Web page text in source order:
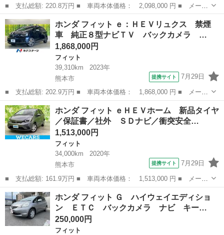
■ 支払総額: 220.8万円 ■ 車両本体価格： 2,098,000 円 ■ メーカ
ー名： ホンダ ■ 車種名： フィット ■ グレード名： ｅ：ＨＥ
Ｖホーム ＨｏｎｄａＣＯＮＮＥＣＴディスプレイ Ｂｌｕｅｔｏｏ
ｔｈ接続...
熊本 菊池郡 フィット
ホンダ フィット ｅ：ＨＥＶリュクス 禁煙
車 純正８型ナビＴＶ バックカメラ …
1,868,000円
フィット
39,310km
2023年
熊本市
提携サイト 7月29日
■ 支払総額: 202.9万円 ■ 車両本体価格： 1,868,000 円 ■ メーカ
ー名： ホンダ ■ 車種名： フィット ■ グレード名： ｅ：ＨＥ
Ｖリュクス 禁煙車 純正８型ナビＴＶ バックカメラ ホンダセン
シング ...
熊本 熊本市 フィット
ホンダ フィット ｅＨＥＶホーム 新品タイヤ
／保証書／社外 ＳＤナビ／衝突安全…
1,513,000円
フィット
34,000km
2020年
熊本市
提携サイト 7月29日
■ 支払総額: 161.9万円 ■ 車両本体価格： 1,513,000 円 ■ メーカ
ー名： ホンダ ■ 車種名： フィット ■ グレード名： ｅＨＥＶ
ホーム 新品タイヤ／保証書／社外 ＳＤナビ／衝突安全装置／車線
逸脱防止...
熊本 熊本市 フィット
ホンダ フィット Ｇ ハイウェイエディショ
ン ＥＴＣ バックカメラ ナビ キー…
250,000円
フィット